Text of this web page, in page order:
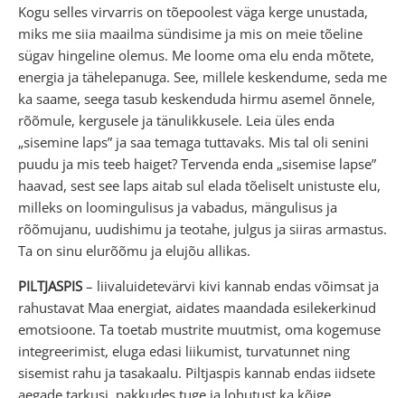
Kogu selles virvarris on tõepoolest väga kerge unustada,
miks me siia maailma sündisime ja mis on meie tõeline
sügav hingeline olemus. Me loome oma elu enda mõtete,
energia ja tähelepanuga. See, millele keskendume, seda me
ka saame, seega tasub keskenduda hirmu asemel õnnele,
rõõmule, kergusele ja tänulikkusele. Leia üles enda
„sisemine laps” ja saa temaga tuttavaks. Mis tal oli senini
puudu ja mis teeb haiget? Tervenda enda „sisemise lapse”
haavad, sest see laps aitab sul elada tõeliselt unistuste elu,
milleks on loomingulisus ja vabadus, mängulisus ja
rõõmujanu, uudishimu ja teotahe, julgus ja siiras armastus.
Ta on sinu elurõõmu ja elujõu allikas.
PILTJASPIS – liivaluidetevärvi kivi kannab endas võimsat ja
rahustavat Maa energiat, aidates maandada esilekerkinud
emotsioone. Ta toetab mustrite muutmist, oma kogemuse
integreerimist, eluga edasi liikumist, turvatunnet ning
sisemist rahu ja tasakaalu. Piltjaspis kannab endas iidsete
aegade tarkusi, pakkudes tuge ja lohutust ka kõige